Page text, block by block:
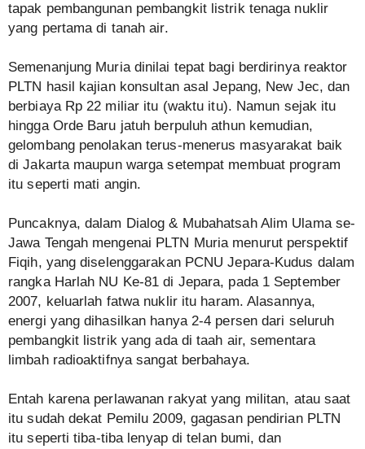
tapak pembangunan pembangkit listrik tenaga nuklir
yang pertama di tanah air.
Semenanjung Muria dinilai tepat bagi berdirinya reaktor
PLTN hasil kajian konsultan asal Jepang, New Jec, dan
berbiaya Rp 22 miliar itu (waktu itu). Namun sejak itu
hingga Orde Baru jatuh berpuluh athun kemudian,
gelombang penolakan terus-menerus masyarakat baik
di Jakarta maupun warga setempat membuat program
itu seperti mati angin.
Puncaknya, dalam Dialog & Mubahatsah Alim Ulama se-
Jawa Tengah mengenai PLTN Muria menurut perspektif
Fiqih, yang diselenggarakan PCNU Jepara-Kudus dalam
rangka Harlah NU Ke-81 di Jepara, pada 1 September
2007, keluarlah fatwa nuklir itu haram. Alasannya,
energi yang dihasilkan hanya 2-4 persen dari seluruh
pembangkit listrik yang ada di taah air, sementara
limbah radioaktifnya sangat berbahaya.
Entah karena perlawanan rakyat yang militan, atau saat
itu sudah dekat Pemilu 2009, gagasan pendirian PLTN
itu seperti tiba-tiba lenyap di telan bumi, dan